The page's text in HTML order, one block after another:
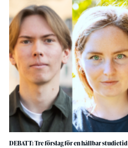
DEBATT: Tre förslag för en hållbar studietid